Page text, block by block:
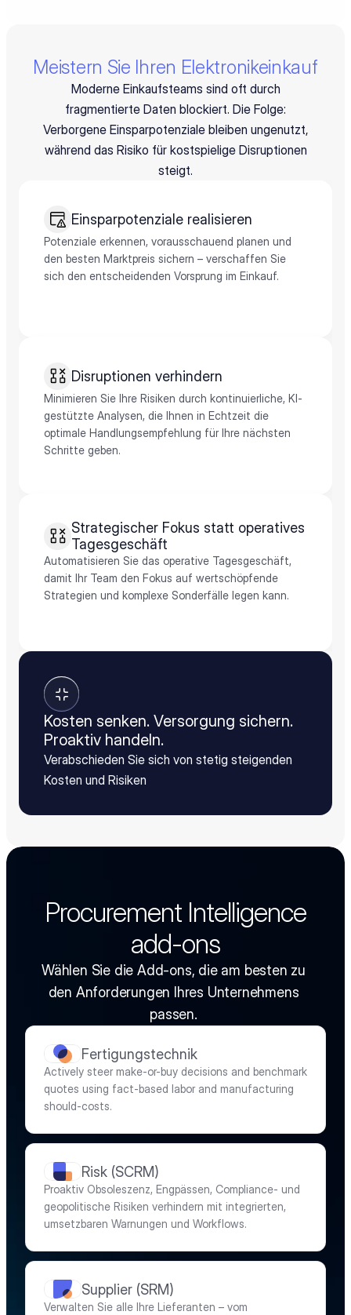
Meistern Sie Ihren Elektronikeinkauf
Moderne Einkaufsteams sind oft durch
fragmentierte Daten blockiert. Die Folge:
Verborgene Einsparpotenziale bleiben ungenutzt,
während das Risiko für kostspielige Disruptionen
steigt.
Einsparpotenziale realisieren
Potenziale erkennen, vorausschauend planen und
den besten Marktpreis sichern – verschaffen Sie
sich den entscheidenden Vorsprung im Einkauf.
Disruptionen verhindern
Minimieren Sie Ihre Risiken durch kontinuierliche, KI-
gestützte Analysen, die Ihnen in Echtzeit die
optimale Handlungsempfehlung für Ihre nächsten
Schritte geben.
Strategischer Fokus statt operatives
Tagesgeschäft
Automatisieren Sie das operative Tagesgeschäft,
damit Ihr Team den Fokus auf wertschöpfende
Strategien und komplexe Sonderfälle legen kann.
Kosten senken. Versorgung sichern.
Proaktiv handeln.
Verabschieden Sie sich von stetig steigenden
Kosten und Risiken
Procurement Intelligence
add-ons
Wählen Sie die Add-ons, die am besten zu
den Anforderungen Ihres Unternehmens
passen.
Fertigungstechnik
Actively steer make-or-buy decisions and benchmark
quotes using fact-based labor and manufacturing
should-costs.
Risk (SCRM)
Proaktiv Obsoleszenz, Engpässen, Compliance- und
geopolitische Risiken verhindern mit integrierten,
umsetzbaren Warnungen und Workflows.
Supplier (SRM)
Verwalten Sie alle Ihre Lieferanten – vom